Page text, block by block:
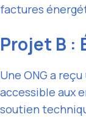
factures
Projet B :
Une ONG a
accessible aux
soutien